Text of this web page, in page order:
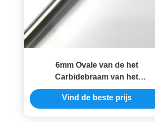
6mm Ovale van de het
Carbidebraam van het
Vormwolfram van de de
Beetjesmatrijs de Molenbeetjes
Vind de beste prijs